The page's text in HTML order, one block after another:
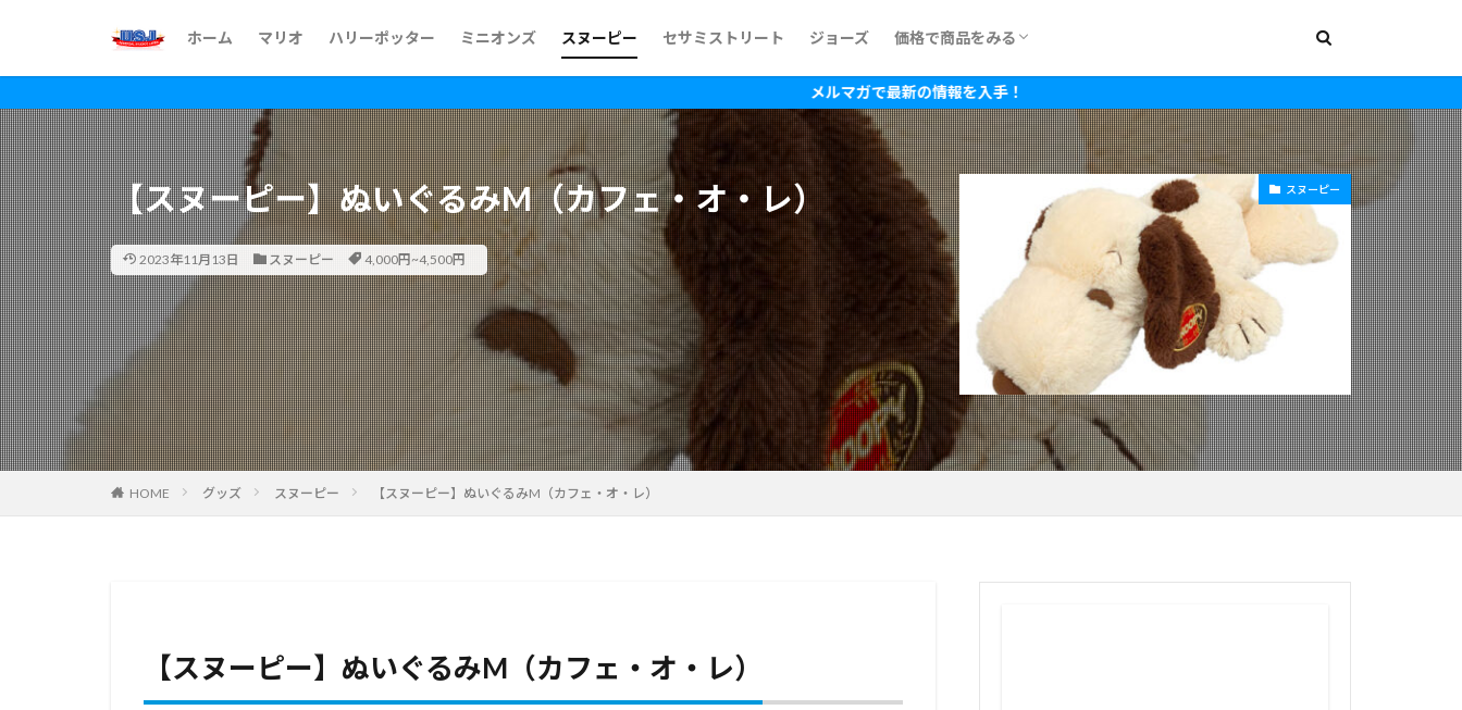
ホーム マリオ ハリーポッター ミニオンズ スヌーピー セサミストリート ジョーズ 価格で商品をみる
~500円
500円~1,000円
1,000円~1,500円
1,500円~2,000円
2,000円~2,500円
2,500円~3,000円
3,000円~3,500円
3,500円~4,000円
4,000円~4,500円
4,500円~5,000円
5,000円~5,500円
5,500円~6,000円
6,500円~7,000円
7,500円~8,000円
10,000円~15,000円
15,000円~20,000円
メルマガで最新の情報を入手！
【スヌーピー】ぬいぐるみM（カフェ・オ・レ）
2023年11月13日 スヌーピー 4,000円~4,500円
スヌーピー
HOME グッズ スヌーピー 【スヌーピー】ぬいぐるみM（カフェ・オ・レ）
【スヌーピー】ぬいぐるみM（カフェ・オ・レ）